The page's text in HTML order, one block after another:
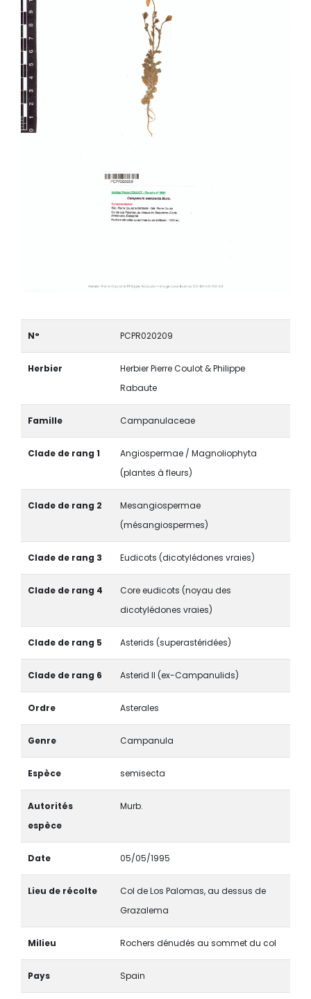
N° PCPR020209
Herbier
Herbier Pierre Coulot & Philippe
Rabaute
Famille Campanulaceae
Clade de rang 1
Angiospermae / Magnoliophyta
(plantes à fleurs)
Clade de rang 2
Mesangiospermae
(mésangiospermes)
Clade de rang 3 Eudicots (dicotylédones vraies)
Clade de rang 4
Core eudicots (noyau des
dicotylédones vraies)
Clade de rang 5 Asterids (superastéridées)
Clade de rang 6 Asterid II (ex-Campanulids)
Ordre Asterales
Genre Campanula
Espèce semisecta
Autorités
espèce
Murb.
Date 05/05/1995
Lieu de récolte
Col de Los Palomas, au dessus de
Grazalema
Milieu Rochers dénudés au sommet du col
Pays Spain